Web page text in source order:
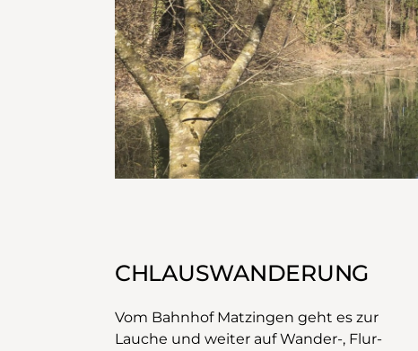
CHLAUSWANDERUNG
Vom Bahnhof Matzingen geht es zur
Lauche und weiter auf Wander-, Flur-